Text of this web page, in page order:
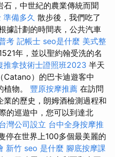
，中世紀的農業傳統而聞
準備多久 散步後，我們吃了
據計劃的時間表，公共汽車
考 記帳士 seo是什麼 美式整
年，並以聖約翰受洗的名
推拿技術士證照班2023 半天
Catano）的巴卡迪遊客中
物。 豐原按摩推薦 在訪問
的歷史，朗姆酒檢測過程和
的巡遊中，您可以到達北
灣公司設立 台中全身按摩推
停在世界上100多個最美麗的
新竹 seo 是什麼 腳底按摩課